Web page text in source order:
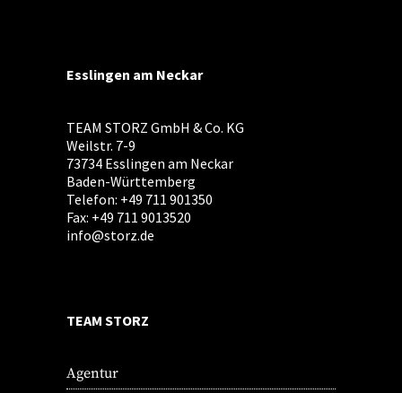
Esslingen am Neckar
TEAM STORZ GmbH & Co. KG
Weilstr. 7-9
73734 Esslingen am Neckar
Baden-Württemberg
Telefon: +49 711 901350
Fax: +49 711 9013520
info@storz.de
TEAM STORZ
Agentur